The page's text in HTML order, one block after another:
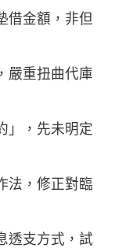
借金額，非但
嚴重扭曲代庫
」，先未明定
法，修正對臨
透支方式，試